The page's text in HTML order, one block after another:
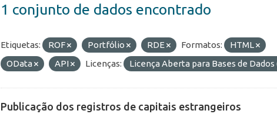
1 conjunto de dados encontrado
Etiquetas: ROF Portfólio RDE Formatos:
HTML
OData
API Licenças: Licença Aberta para Bases de
Publicação dos registros de capitais estrangeiros